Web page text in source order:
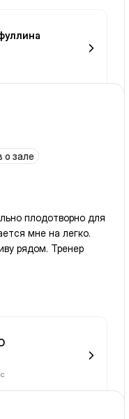
Сейфуллина
о зале
плодотворно для
мне на легко.
рядом. Тренер